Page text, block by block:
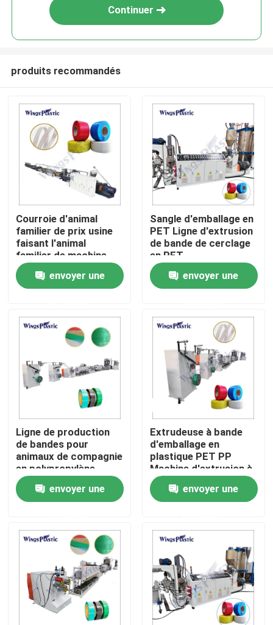
Maison
Au sujet de nous
Visite d'usine
Contrôle de qualité
Contactez-nous
Machine en plastique d'extrudeuse de tuyau
Ligne en plastique d'extrusion de tuyau
Machine en plastique d'extrudeuse de tube
Machine d'extrudeuse de tuyau de HDPE
Continuer
produits recommandés
Courroie d'animal
familier de prix usine
faisant l'animal
familier de machine
attachant la machine
d'extrusion de bande
envoyer une
Sangle d'emballage en
PET Ligne d'extrusion
de bande de cerclage
en PET
envoyer une
Ligne de production
de bandes pour
animaux de compagnie
en polypropylène
envoyer une
Extrudeuse à bande
d'emballage en
plastique PET PP
Machine d'extrusion à
bande de bande
d'emballageenvoyer une